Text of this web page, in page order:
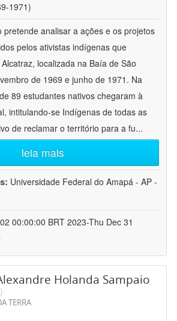
1971)
pretende analisar a ações e os projetos
pelos ativistas indígenas que
localizada na Baía de São
de 1969 e junho de 1971. Na
89 estudantes nativos chegaram à
intitulando-se Indígenas de todas as
de reclamar o território para a fu...
leia mais
Universidade Federal do Amapá - AP -
00:00:00 BRT 2023-Thu Dec 31
Holanda Sampaio
TERRA